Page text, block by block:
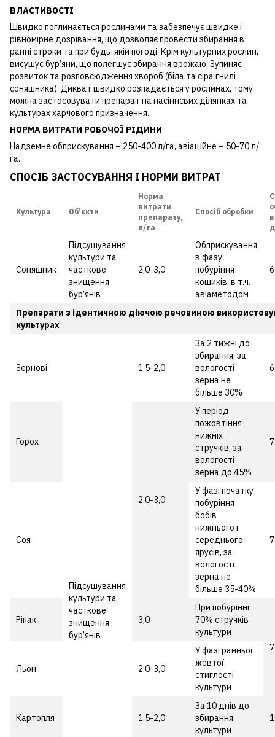
ВЛАСТИВОСТІ
Швидко поглинається рослинами та забезпечує швидке і
рівномірне дозрівання, що дозволяє провести збирання в
ранні строки та при будь-якій погоді. Крім культурних рослин,
висушує бур’яни, що полегшує збирання врожаю. Зупиняє
розвиток та розповсюдження хвороб (біла та сіра гнилі
соняшника). Дикват швидко розпадається у рослинах, тому
можна застосовувати препарат на насіннєвих ділянках та
культурах харчового призначення.
НОРМА ВИТРАТИ РОБОЧОЇ РІДИНИ
Надземне обприскування – 250-400 л/га, авіаційне – 50-70 л/
га.
СПОСІБ ЗАСТОСУВАННЯ І НОРМИ ВИТРАТ
Культура Об’єкти
Норма
витрати
препарату,
л/га
Спосіб обробки
Соняшник
Підсушування
культури та
часткове
знищення
бур’янів
2,0-3,0
Обприскування
в фазу
побуріння
кошиків, в т.ч.
авіаметодом
6
Препарати з ідентичною діючою речовиною
культурах
Зернові
Підсушування
культури та
часткове
знищення
бур’янів
1,5-2,0
За 2 тижні до
збирання, за
вологості
зерна не
більше 30%
Горох
2,0-3,0
У період
пожовтіння
нижніх
стручків, за
вологості
зерна до 45%
7
Соя
У фазі початку
побуріння
бобів
нижнього і
середнього
ярусів, за
вологості
зерна не
більше 35-40%
Ріпак 3,0
При побурінні
70% стручків
культури
7
Льон
2,0-3,0
У фазі ранньої
жовтої
стиглості
культури
Картопля 1,5-2,0
За 10 днів до
збирання
культури